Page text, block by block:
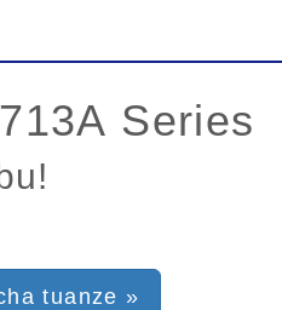
tuanze »